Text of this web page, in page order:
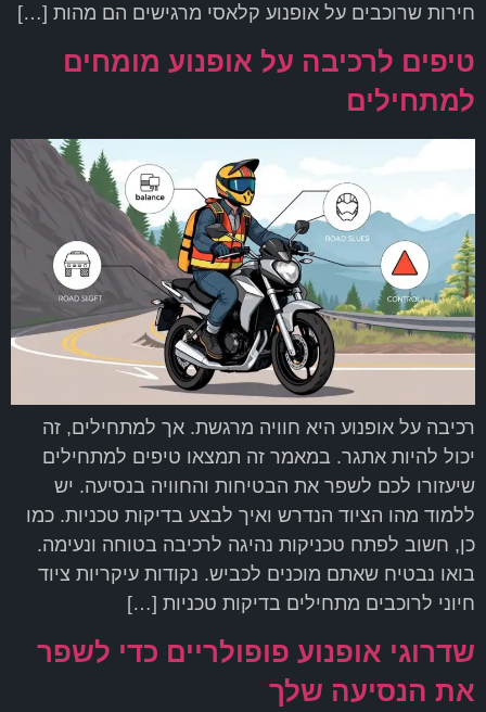
חירות שרוכבים על אופנוע קלאסי מרגישים הם מהות […]
טיפים לרכיבה על אופנוע מומחים
למתחילים
רכיבה על אופנוע היא חוויה מרגשת. אך למתחילים, זה
יכול להיות אתגר. במאמר זה תמצאו טיפים למתחילים
שיעזורו לכם לשפר את הבטיחות והחוויה בנסיעה. יש
ללמוד מהו הציוד הנדרש ואיך לבצע בדיקות טכניות. כמו
כן, חשוב לפתח טכניקות נהיגה לרכיבה בטוחה ונעימה.
בואו נבטיח שאתם מוכנים לכביש. נקודות עיקריות ציוד
חיוני לרוכבים מתחילים בדיקות טכניות […]
שדרוגי אופנוע פופולריים כדי לשפר
את הנסיעה שלך